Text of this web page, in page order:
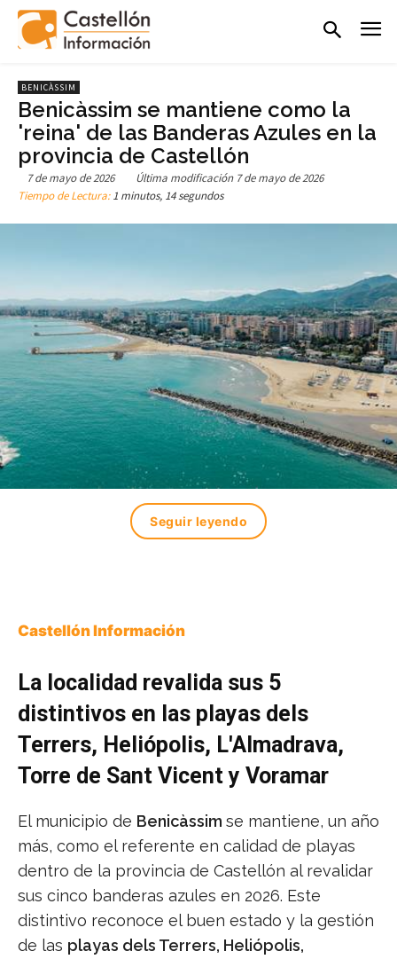
BENICÀSSIM
Benicàssim se mantiene como la
'reina' de las Banderas Azules en la
provincia de Castellón
7 de mayo de 2026 Última modificación 7 de mayo de 2026
Tiempo de Lectura:1 minutos, 14 segundos
Seguir leyendo
Castellón Información
La localidad revalida sus 5
distintivos en las playas dels
Terrers, Heliópolis, L'Almadrava,
Torre de Sant Vicent y Voramar
El municipio de Benicàssim se mantiene, un año
más, como el referente en calidad de playas
dentro de la provincia de Castellón al revalidar
sus cinco banderas azules en 2026. Este
distintivo reconoce el buen estado y la gestión
de las playas dels Terrers, Heliópolis,